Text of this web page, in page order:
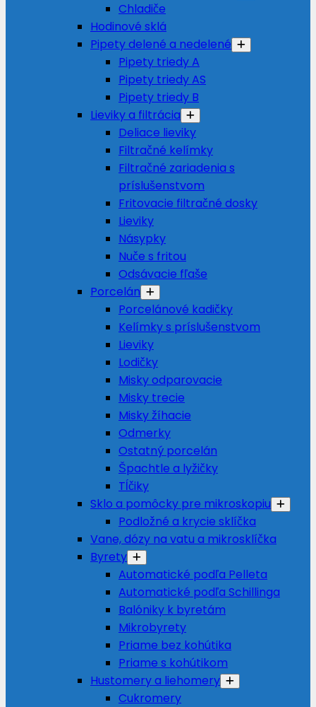
Chladiče
Hodinové sklá
Pipety delené a nedelené
Pipety triedy A
Pipety triedy AS
Pipety triedy B
Lieviky a filtrácia
Deliace lieviky
Filtračné kelímky
Filtračné zariadenia s
príslušenstvom
Fritovacie filtračné dosky
Lieviky
Násypky
Nuče s fritou
Odsávacie fľaše
Porcelán
Porcelánové kadičky
Kelímky s príslušenstvom
Lieviky
Lodičky
Misky odparovacie
Misky trecie
Misky žíhacie
Odmerky
Ostatný porcelán
Špachtle a lyžičky
Tĺčiky
Sklo a pomôcky pre mikroskopiu
Podložné a krycie sklíčka
Vane, dózy na vatu a mikrosklíčka
Byrety
Automatické podľa Pelleta
Automatické podľa Schillinga
Balóniky k byretám
Mikrobyrety
Priame bez kohútika
Priame s kohútikom
Hustomery a liehomery
Cukromery